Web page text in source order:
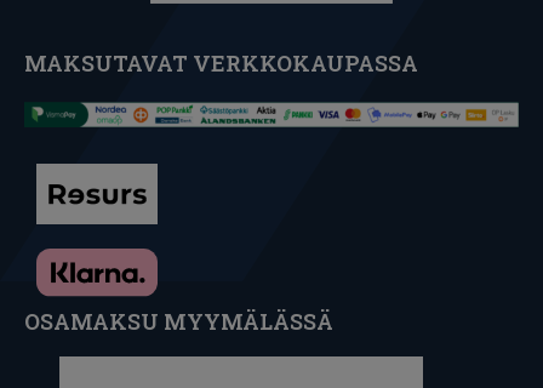
MAKSUTAVAT VERKKOKAUPASSA
OSAMAKSU MYYMÄLÄSSÄ